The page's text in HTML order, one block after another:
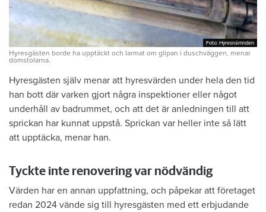
Foto: Hyresnämnden
Foto: Hyresnämnden
Hyresgästen borde ha upptäckt och larmat om glipan i duschväggen, menar
domstolarna.
Hyresgästen själv menar att hyresvärden under hela den tid
han bott där varken gjort några inspektioner eller något
underhåll av badrummet, och att det är anledningen till att
sprickan har kunnat uppstå. Sprickan var heller inte så lätt
att upptäcka, menar han.
Tyckte inte renovering var nödvändig
Värden har en annan uppfattning, och påpekar att företaget
redan 2024 vände sig till hyresgästen med ett erbjudande